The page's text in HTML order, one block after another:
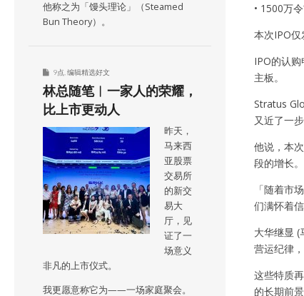
• 1500万
本次IPO
IPO的认
主板。
Stratus
又近了一
他说，本
段的增长。
「随着市
们满怀着
大华继显 (
营运纪律
这些特质
的长期前
他称之为「馒头理论」（Steamed
Bun Theory）。
9点 编辑精选好文
林总随笔︱一家人的荣耀，
比上市更动人
昨天，
马来西
亚股票
交易所
的新交
易大
厅，见
证了一
场意义
非凡的上市仪式。
我更愿意称它为——一场家庭聚会。